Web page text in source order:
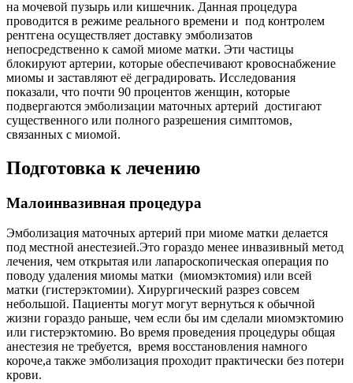
на мочевой пузырь или кишечник. Данная процедура
проводится в режиме реального времени и под контролем
рентгена осуществляет доставку эмболизатов
непосредственно к самой миоме матки. Эти частицы
блокируют артерии, которые обеспечивают кровоснабжение
миомы и заставляют её деградировать. Исследования
показали, что почти 90 процентов женщин, которые
подвергаются эмболизации маточных артерий достигают
существенного или полного разрешения симптомов,
связанных с миомой.
Подготовка к лечению
Малоинвазивная процедура
Эмболизация маточных артерий при миоме матки делается
под местной анестезией.Это гораздо менее инвазивный метод
лечения, чем открытая или лапароскопическая операция по
поводу удаления миомы матки (миомэктомия) или всей
матки (гистерэктомии). Хирургический разрез совсем
небольшой. Пациенты могут могут вернуться к обычной
жизни гораздо раньше, чем если бы им сделали миомэктомию
или гистерэктомию. Во время проведения процедуры общая
анестезия не требуется, время восстановления намного
короче,а также эмболизация проходит практически без потери
крови.